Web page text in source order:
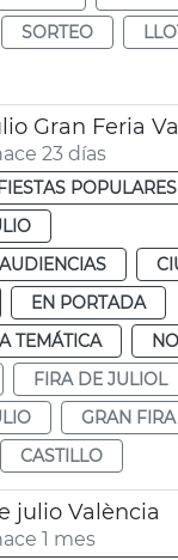
SORTEO
Gran Feria
23 días
POPULARES
EN PORTADA
TEMÁTICA
FIRA DE JULIOL
GRAN FIRA
CASTILLO
julio València
1 mes